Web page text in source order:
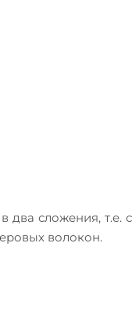
два сложения, т.е.
волокон.